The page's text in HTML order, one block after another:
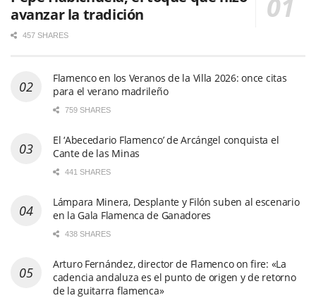
avanzar la tradición
457 SHARES
Flamenco en los Veranos de la Villa 2026: once citas
para el verano madrileño
759 SHARES
El ‘Abecedario Flamenco’ de Arcángel conquista el
Cante de las Minas
441 SHARES
Lámpara Minera, Desplante y Filón suben al escenario
en la Gala Flamenca de Ganadores
438 SHARES
Arturo Fernández, director de Flamenco on fire: «La
cadencia andaluza es el punto de origen y de retorno
de la guitarra flamenca»